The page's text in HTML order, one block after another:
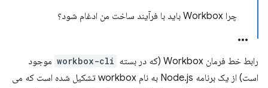
چرا Workbox باید با فرآیند ساخت من ادغام شود؟
رابط خط فرمان Workbox (که در بسته workbox-cli موجود
است) از یک برنامه Node.js به نام workbox تشکیل شده است که می